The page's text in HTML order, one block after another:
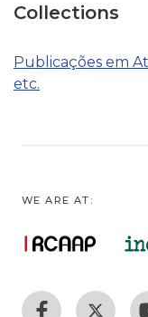
Collections
Publicações em
etc.
WE ARE AT: